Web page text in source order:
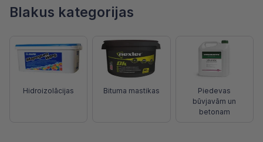
Blakus kategorijas
Hidroizolācijas Bituma mastikas
Piedevas
būvjavām un
betonam